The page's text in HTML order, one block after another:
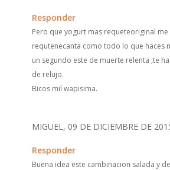
Responder
Pero que yogurt mas requeteoriginal me
requtenecanta como todo lo que haces
un segundo este de muerte relenta ,te
de relujo.
Bicos mil wapisima.
MIGUEL, 09 DE DICIEMBRE DE
Responder
Buena idea este cambinacion salada y